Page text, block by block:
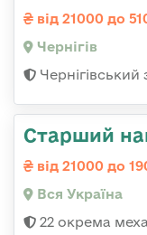
від 21000 до
Чернігів
Старший
від 21000 до
Вся Україна
22 окрема